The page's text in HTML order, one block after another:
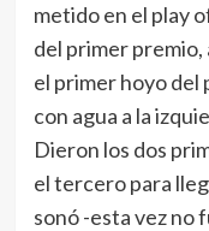
metido en el play
del primer
el primer hoyo del
con agua a la
Dieron los dos
el tercero para
sonó -esta vez no